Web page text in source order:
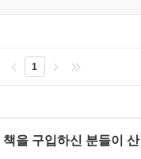
1
책을 구입하신 분들이 산